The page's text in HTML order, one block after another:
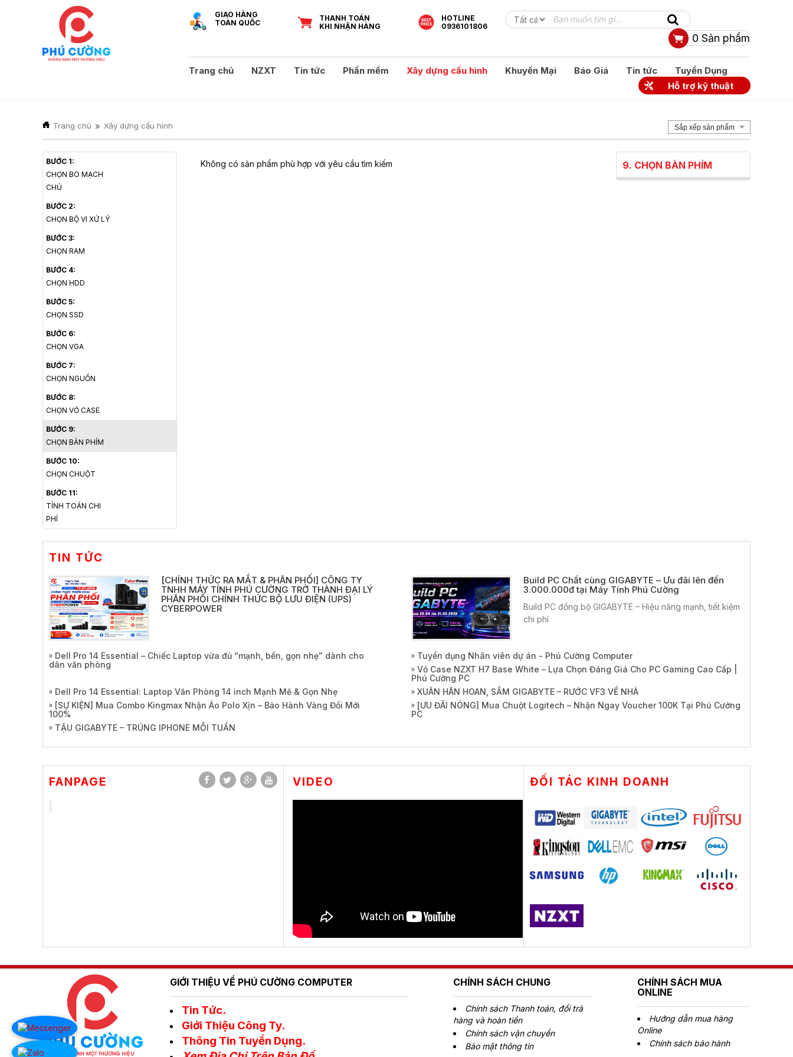
GIAO HÀNG
TOÀN QUỐC
THANH TOÁN
KHI NHẬN HÀNG
HOTLINE
0936101806
0 Sản phẩm
Trang chủ NZXT Tin tức Phần mềm Xây dựng cấu hình Khuyến Mại Báo Giá Tin tức
Tuyển Dụng
Hỗ trợ kỹ thuật
Trang chủ Xây dựng cấu hình Sắp xếp sản phẩm
BƯỚC 1:
CHỌN BO MẠCH
CHỦ
BƯỚC 2:
CHỌN BỘ VI XỬ LÝ
BƯỚC 3:
CHỌN RAM
BƯỚC 4:
CHỌN HDD
BƯỚC 5:
CHỌN SSD
BƯỚC 6:
CHỌN VGA
BƯỚC 7:
CHỌN NGUỒN
BƯỚC 8:
CHỌN VỎ CASE
BƯỚC 9:
CHỌN BÀN PHÍM
BƯỚC 10:
CHỌN CHUỘT
BƯỚC 11:
TÍNH TOÁN CHI
PHÍ
9. CHỌN BÀN PHÍM
Không có sản phẩm phù hợp với yêu cầu tìm kiếm
TIN TỨC
[CHÍNH THỨC RA MẮT & PHÂN PHỐI] CÔNG TY
TNHH MÁY TÍNH PHÚ CƯỜNG TRỞ THÀNH ĐẠI LÝ
PHÂN PHỐI CHÍNH THỨC BỘ LƯU ĐIỆN (UPS)
CYBERPOWER
Build PC Chất cùng GIGABYTE – Ưu đãi lên đến
3.000.000đ tại Máy Tính Phú Cường
Build PC đồng bộ GIGABYTE – Hiệu năng mạnh, tiết kiệm
chi phí
Dell Pro 14 Essential – Chiếc Laptop vừa đủ “mạnh, bền, gọn nhẹ” dành cho
dân văn phòng
Tuyển dụng Nhân viên dự án - Phú Cường Computer
Vỏ Case NZXT H7 Base White – Lựa Chọn Đáng Giá Cho PC Gaming Cao Cấp |
Phú Cường PC
Dell Pro 14 Essential: Laptop Văn Phòng 14 inch Mạnh Mẽ & Gọn Nhẹ
XUÂN HÂN HOAN, SẮM GIGABYTE – RƯỚC VF3 VỀ NHÀ
[SỰ KIỆN] Mua Combo Kingmax Nhận Áo Polo Xịn – Bảo Hành Vàng Đổi Mới
100%
[ƯU ĐÃI NÓNG] Mua Chuột Logitech – Nhận Ngay Voucher 100K Tại Phú Cường
PC
TẬU GIGABYTE – TRÚNG IPHONE MỖI TUẦN
FANPAGE VIDEO ĐỐI TÁC KINH DOANH
GIỚI THIỆU VỀ PHÚ CƯỜNG COMPUTER
Tin Tức.
Giới Thiệu Công Ty.
Thông Tin Tuyển Dụng.
CHÍNH SÁCH CHUNG
Chính sách Thanh toán, đổi trả
hàng và hoàn tiền
Chính sách vận chuyển
Bảo mật thông tin
CHÍNH SÁCH MUA
ONLINE
Hướng dẫn mua hàng
Online
Chính sách bảo hành